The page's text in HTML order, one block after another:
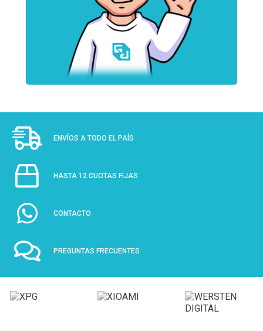
ENVÍOS A TODO EL PAÍS
HASTA 12 CUOTAS FIJAS
CONTACTO
PREGUNTAS FRECUENTES